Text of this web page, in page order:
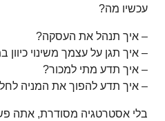
עכשיו מה?
– איך תנהל את העסקה?
– איך תגן על עצמך משינוי כיוון
– איך תדע מתי למכור?
– איך תדע להפוך את המניה
בלי אסטרטגיה מסודרת, אתה